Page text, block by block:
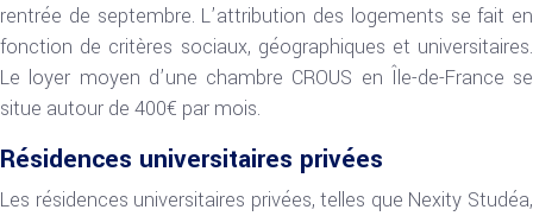
rentrée de septembre. L’attribution des logements se fait en
fonction de critères sociaux, géographiques et universitaires.
Le loyer moyen d’une chambre CROUS en Île-de-France se
situe autour de 400€ par mois.
Résidences universitaires privées
Les résidences universitaires privées, telles que Nexity Studéa,